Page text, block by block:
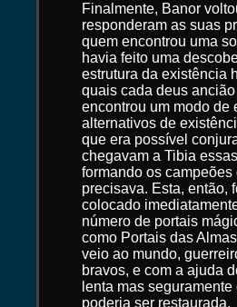
Finalmente, Banor
responderam as suas
quem encontrou uma
havia feito uma
estrutura da existência
quais cada deus
encontrou um modo de
alternativos de
que era possível
chegavam a Tibia
formando os
precisava. Esta, então,
colocado
número de portais
como Portais das
veio ao mundo,
bravos, e com a ajuda
lenta mas
poderia ser restaurada.